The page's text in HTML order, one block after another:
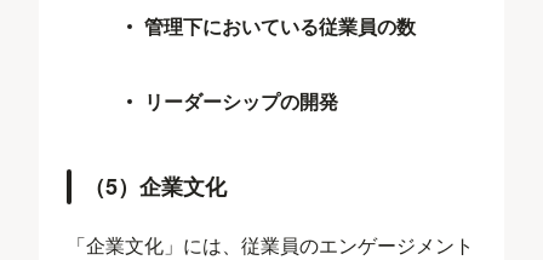
管理下においている従業員の数
リーダーシップの開発
（5）企業文化
「企業文化」には、従業員のエンゲージメント